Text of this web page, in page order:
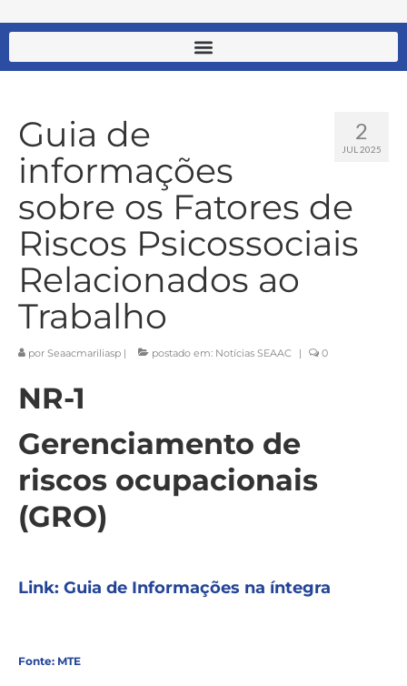
2
JUL 2025
Guia de
informações
sobre os Fatores de
Riscos Psicossociais
Relacionados ao
Trabalho
por Seaacmariliasp | postado em: Notícias SEAAC | 0
NR-1
Gerenciamento de
riscos ocupacionais
(GRO)
Link: Guia de Informações na íntegra
Fonte: MTE